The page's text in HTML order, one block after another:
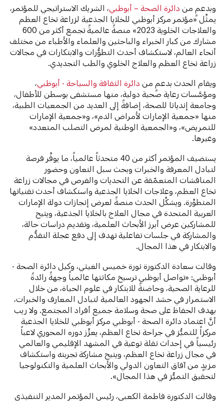
وبدعمٍ من دائرة الصحة – أبوظبي، الشريك الاستراتيجي للمؤتمر،
يمثِّل «مؤتمر مركز أبوظبي للخلايا الجذعية لزراعة نخاع العظم
والعلاجات الخلوية 2023» منصةً عالميةً تجمع أكثر من 600
مشارك من كبار الخبراء والباحثين والعلماء والأطباء من مختلف
أنحاء العالم، لاستكشاف أحدث التطوُّرات والابتكارات في مجالات
زراعة نخاع العظم والعلاج الخلوي والطب التجديدي.
ويقام الحدث بدعمٍ من دائرة الثقافة والسياحة - أبوظبي،
ومؤسَّسات رعاية صحية دولية، منها مستشفى بوسطن للأطفال،
وجامعة إنديانا للصحة، إضافةً إلى العديد من الجمعيات الطبية،
منها «جمعية الإمارات لأمراض الدم»، و«جمعية الإمارات
للتمريض»، و«الجمعية الوطنية لمرض التصلب المتعدد»
وغيرها.
يستضيف المؤتمر أكثر من 40 متحدثاً عالمياً، ما يوفِّر فرصة
لتبادل المعرفة والخبرات وبحث سبل التعاون وحضور
المناقشات المتعمّقة عن التحديات والفرص في مجالات زراعة
نخاع العظم، وعلاجات الخلايا الجذعية واستكشاف أحدث تقنياتها
المتطوِّرة. ويشكِّل الحدث منصةً لعرض إنجازات دولة الإمارات
العربية المتحدة في مجال العلاج بالخلايا الجذعية، ويتيح
للمشاركين عرض أبرز الأبحاث العلمية، وتقديم دراسات حالة،
والمشاركة في جلسات تفاعلية تهدف إلى دفع عجلة التقدُّم
والابتكار في هذا المجال.
وقالت سعادة الدكتورة نورة خميس الغيثي، وكيل دائرة الصحة -
أبوظبي: «تواصل أبوظبي ترسيخ مكانتها عالمياً وجهةً رائدةً
للرعاية الصحية، وحاضنةً للابتكار في علوم الحياة، من خلال
الاستمرار في حشد الجهود العالمية لتبادل المعارف والخبرات،
بهدف الحفاظ على صحة وسلامة جميع أفراد المجتمع. ولا ريب
أنَّ اعتماد دائرة الصحة - أبوظبي مركز أبوظبي للخلايا الجذعية
مركزاً للتميُّز في جراحة نخاع العظم، يعزِّز دوره المحوري لاعباً
رئيسياً في إحداث نقلة نوعية في المشهد الإقليمي والعالمي
في مجال زراعة نخاع العظم، ويتيح مشاركة تجربته واستكشاف
مزيدٍ من آفاق التعاون الدولي والأبحاث العلمية والتكنولوجيا
لتحقيق التميُّز في هذا المجال».
وقالت الدكتورة فاطمة الكعبي، رئيس المؤتمر المدير التنفيذي